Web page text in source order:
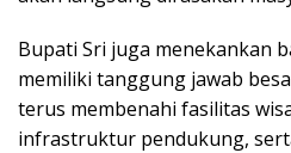
Bupati Sri juga menekankan
memiliki tanggung jawab
terus membenahi fasilitas
infrastruktur pendukung,